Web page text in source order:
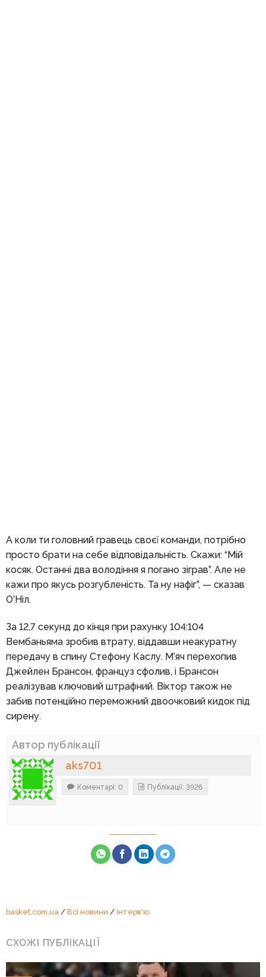
А коли ти головний гравець своєї команди, потрібно
просто брати на себе відповідальність. Скажи: “Мій
косяк. Останні два володіння я погано зіграв”. Але не
кажи про якусь розгубленість. Та ну нафіг”, — сказав
О’Ніл.
За 12,7 секунд до кінця при рахунку 104:104
Вембаньяма зробив втрату, віддавши неакуратну
передачу в спину Стефону Каслу. М’яч перехопив
Джейлен Брансон, француз сфолив, і Брансон
реалізував ключовий штрафний. Віктор також не
забив потенційно переможний двоочковий кидок під
сирену.
Автор публікації
aks701
Коментарі: 0 Публікації: 3926
basket.com.ua / Всі новини / Інтерв'ю
СХОЖІ ПУБЛІКАЦІЇ